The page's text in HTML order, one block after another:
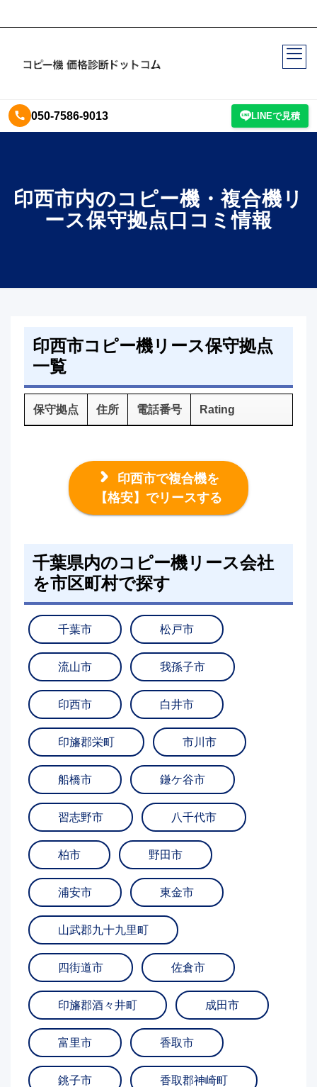
050-7586-9013 LINEで見積
印西市内のコピー機・複合機リ
ース保守拠点口コミ情報
印西市コピー機リース保守拠点
一覧
保守拠点 住所 電話番号 Rating
印西市で複合機を
【格安】でリースする
千葉県内のコピー機リース会社
を市区町村で探す
千葉市 松戸市
流山市 我孫子市
印西市 白井市
印旛郡栄町 市川市
船橋市 鎌ケ谷市
習志野市 八千代市
柏市 野田市
浦安市 東金市
山武郡九十九里町
四街道市 佐倉市
印旛郡酒々井町 成田市
富里市 香取市
銚子市 香取郡神崎町